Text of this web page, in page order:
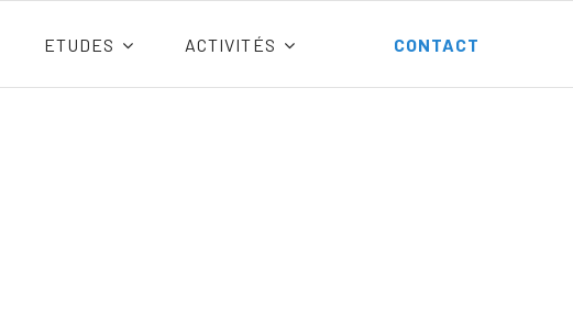
ETUDES ACTIVITÉS CONTACT